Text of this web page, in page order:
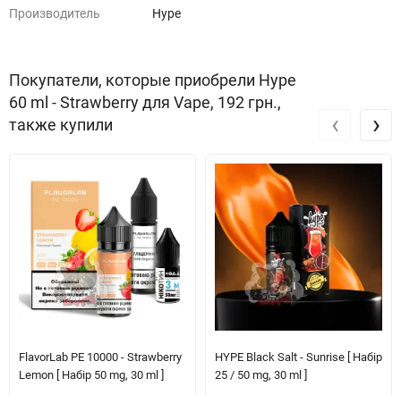
Производитель Hype
Покупатели, которые приобрели Hype
60 ml - Strawberry для Vape, 192 грн.,
также купили
FlavorLab PE 10000 - Strawberry
Lemon [ Набір 50 mg, 30 ml ]
HYPE Black Salt - Sunrise [ Набір
25 / 50 mg, 30 ml ]
‹ ›